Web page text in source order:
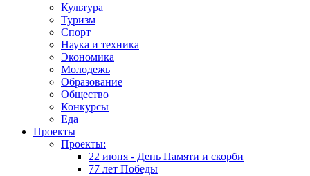
Культура
Туризм
Спорт
Наука и техника
Экономика
Молодежь
Образование
Общество
Конкурсы
Еда
Проекты
Проекты:
22 июня - День Памяти и скорби
77 лет Победы